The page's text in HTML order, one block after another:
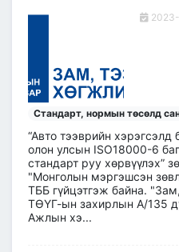
Стандарт, нормын төсөлд
“Авто тээврийн
олон улсын ISO18000-6
стандарт руу хөрвүүлэх”
"Монголын мэргэшсэн
ТББ гүйцэтгэж байна.
ТӨҮГ-ын захирлын А/135
Ажлын хэ...